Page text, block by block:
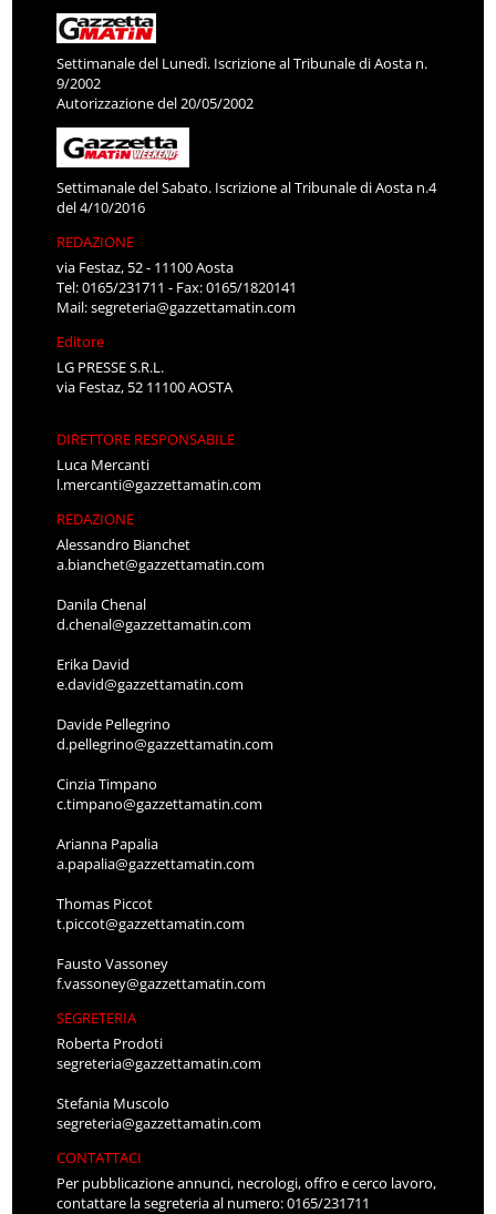
Settimanale del Lunedì. Iscrizione al Tribunale di Aosta n.
9/2002
Autorizzazione del 20/05/2002
Settimanale del Sabato. Iscrizione al Tribunale di Aosta n.4
del 4/10/2016
REDAZIONE
via Festaz, 52 - 11100 Aosta
Tel: 0165/231711 - Fax: 0165/1820141
Mail:segreteria@gazzettamatin.com
Editore
LG PRESSE S.R.L.
via Festaz, 52 11100 AOSTA
DIRETTORE RESPONSABILE
Luca Mercanti
l.mercanti@gazzettamatin.com
REDAZIONE
Alessandro Bianchet
a.bianchet@gazzettamatin.com
Danila Chenal
d.chenal@gazzettamatin.com
Erika David
e.david@gazzettamatin.com
Davide Pellegrino
d.pellegrino@gazzettamatin.com
Cinzia Timpano
c.timpano@gazzettamatin.com
Arianna Papalia
a.papalia@gazzettamatin.com
Thomas Piccot
t.piccot@gazzettamatin.com
Fausto Vassoney
f.vassoney@gazzettamatin.com
SEGRETERIA
Roberta Prodoti
segreteria@gazzettamatin.com
Stefania Muscolo
segreteria@gazzettamatin.com
CONTATTACI
Per pubblicazione annunci, necrologi, offro e cerco lavoro,
contattare la segreteria al numero: 0165/231711